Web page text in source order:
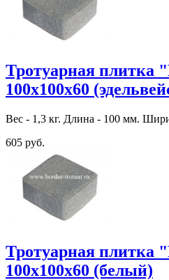
Тротуарная плитка
100х100х60
Вес - 1,3 кг. Длина - 100 мм.
605 руб.
Тротуарная плитка
100х100х60 (белый)